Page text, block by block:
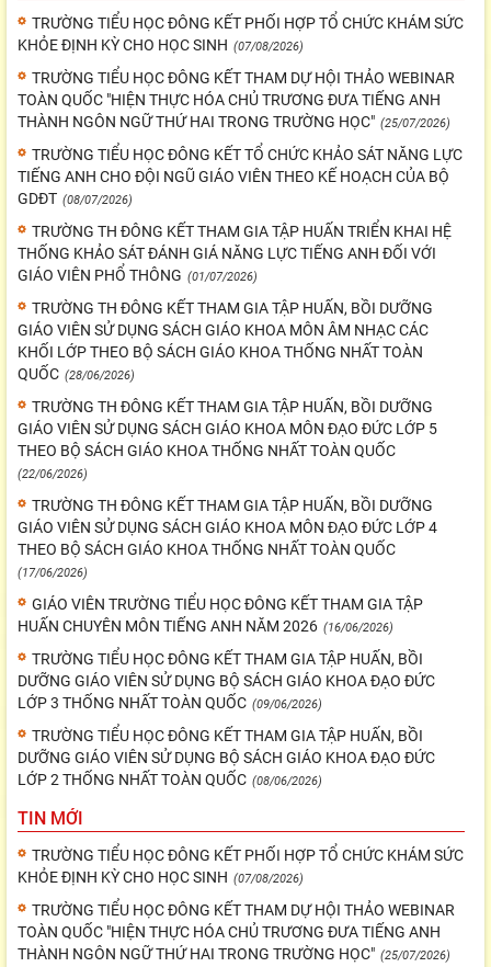
TRƯỜNG TIỂU HỌC ĐÔNG KẾT PHỐI HỢP TỔ CHỨC KHÁM SỨC
KHỎE ĐỊNH KỲ CHO HỌC SINH (07/08/2026)
TRƯỜNG TIỂU HỌC ĐÔNG KẾT THAM DỰ HỘI THẢO WEBINAR
TOÀN QUỐC "HIỆN THỰC HÓA CHỦ TRƯƠNG ĐƯA TIẾNG ANH
THÀNH NGÔN NGỮ THỨ HAI TRONG TRƯỜNG HỌC" (25/07/2026)
TRƯỜNG TIỂU HỌC ĐÔNG KẾT TỔ CHỨC KHẢO SÁT NĂNG LỰC
TIẾNG ANH CHO ĐỘI NGŨ GIÁO VIÊN THEO KẾ HOẠCH CỦA BỘ
GDĐT (08/07/2026)
TRƯỜNG TH ĐÔNG KẾT THAM GIA TẬP HUẤN TRIỂN KHAI HỆ
THỐNG KHẢO SÁT ĐÁNH GIÁ NĂNG LỰC TIẾNG ANH ĐỐI VỚI
GIÁO VIÊN PHỔ THÔNG (01/07/2026)
TRƯỜNG TH ĐÔNG KẾT THAM GIA TẬP HUẤN, BỒI DƯỠNG
GIÁO VIÊN SỬ DỤNG SÁCH GIÁO KHOA MÔN ÂM NHẠC CÁC
KHỐI LỚP THEO BỘ SÁCH GIÁO KHOA THỐNG NHẤT TOÀN
QUỐC (28/06/2026)
TRƯỜNG TH ĐÔNG KẾT THAM GIA TẬP HUẤN, BỒI DƯỠNG
GIÁO VIÊN SỬ DỤNG SÁCH GIÁO KHOA MÔN ĐẠO ĐỨC LỚP 5
THEO BỘ SÁCH GIÁO KHOA THỐNG NHẤT TOÀN QUỐC
(22/06/2026)
TRƯỜNG TH ĐÔNG KẾT THAM GIA TẬP HUẤN, BỒI DƯỠNG
GIÁO VIÊN SỬ DỤNG SÁCH GIÁO KHOA MÔN ĐẠO ĐỨC LỚP 4
THEO BỘ SÁCH GIÁO KHOA THỐNG NHẤT TOÀN QUỐC
(17/06/2026)
GIÁO VIÊN TRƯỜNG TIỂU HỌC ĐÔNG KẾT THAM GIA TẬP
HUẤN CHUYÊN MÔN TIẾNG ANH NĂM 2026 (16/06/2026)
TRƯỜNG TIỂU HỌC ĐÔNG KẾT THAM GIA TẬP HUẤN, BỒI
DƯỠNG GIÁO VIÊN SỬ DỤNG BỘ SÁCH GIÁO KHOA ĐẠO ĐỨC
LỚP 3 THỐNG NHẤT TOÀN QUỐC (09/06/2026)
TRƯỜNG TIỂU HỌC ĐÔNG KẾT THAM GIA TẬP HUẤN, BỒI
DƯỠNG GIÁO VIÊN SỬ DỤNG BỘ SÁCH GIÁO KHOA ĐẠO ĐỨC
LỚP 2 THỐNG NHẤT TOÀN QUỐC (08/06/2026)
TIN MỚI
TRƯỜNG TIỂU HỌC ĐÔNG KẾT PHỐI HỢP TỔ CHỨC KHÁM SỨC
KHỎE ĐỊNH KỲ CHO HỌC SINH (07/08/2026)
TRƯỜNG TIỂU HỌC ĐÔNG KẾT THAM DỰ HỘI THẢO WEBINAR
TOÀN QUỐC "HIỆN THỰC HÓA CHỦ TRƯƠNG ĐƯA TIẾNG ANH
THÀNH NGÔN NGỮ THỨ HAI TRONG TRƯỜNG HỌC" (25/07/2026)